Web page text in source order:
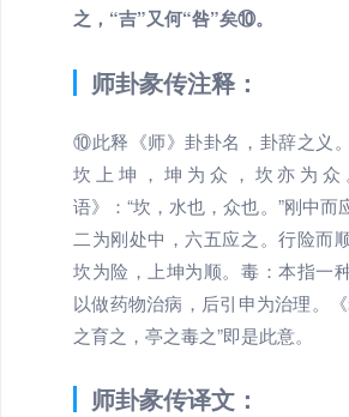
之，“吉”又何“咎”矣⑩。
师卦彖传注释：
⑩此释《师》卦卦名，卦辞之义
坎上坤，坤为众，坎亦为众
语》：“坎，水也，众也。”刚中而
二为刚处中，六五应之。行险而
坎为险，上坤为顺。毒：本指一
以做药物治病，后引申为治理。
之育之，亭之毒之”即是此意。
师卦彖传译文：